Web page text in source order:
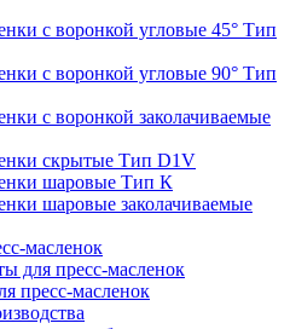
с воронкой угловые 45° Тип
с воронкой угловые 90° Тип
с воронкой заколачиваемые
скрытые Тип D1V
шаровые Тип К
шаровые заколачиваемые
масленок
для пресс-масленок
пресс-масленок